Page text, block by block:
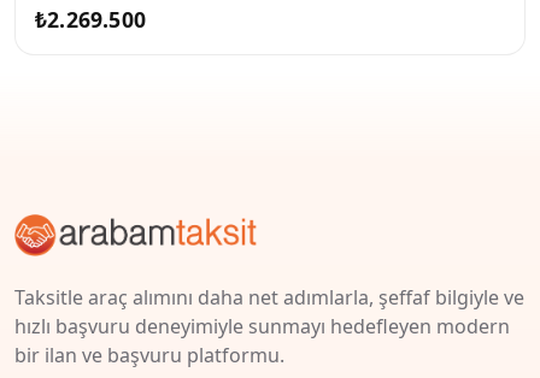
₺2.269.500
Taksitle araç alımını daha net adımlarla, şeffaf bilgiyle ve
hızlı başvuru deneyimiyle sunmayı hedefleyen modern
bir ilan ve başvuru platformu.